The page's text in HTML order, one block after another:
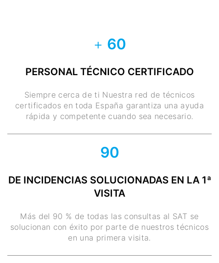
+ 60
PERSONAL TÉCNICO CERTIFICADO
Siempre cerca de ti Nuestra red de técnicos
certificados en toda España garantiza una ayuda
rápida y competente cuando sea necesario.
90
DE INCIDENCIAS SOLUCIONADAS EN LA 1ª
VISITA
Más del 90 % de todas las consultas al SAT se
solucionan con éxito por parte de nuestros técnicos
en una primera visita.